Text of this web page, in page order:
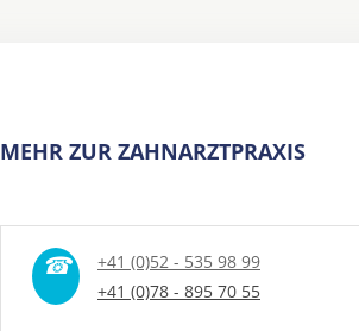
MEHR ZUR ZAHNARZTPRAXIS
☎
+41 (0)52 - 535 98 99
+41 (0)78 - 895 70 55